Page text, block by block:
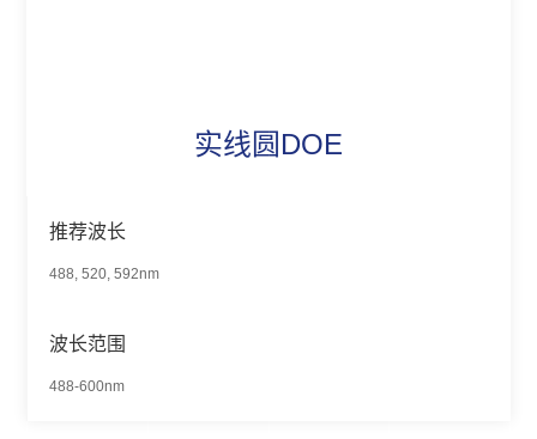
实线圆DOE
推荐波长
488, 520, 592nm
波长范围
488-600nm